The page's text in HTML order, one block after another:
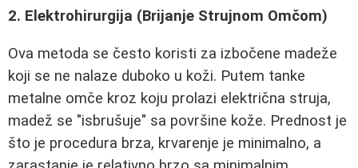
2. Elektrohirurgija (Brijanje Strujnom Omčom)
Ova metoda se često koristi za izbočene madeže
koji se ne nalaze duboko u koži. Putem tanke
metalne omče kroz koju prolazi električna struja,
madež se "isbrušuje" sa površine kože. Prednost je
što je procedura brza, krvarenje je minimalno, a